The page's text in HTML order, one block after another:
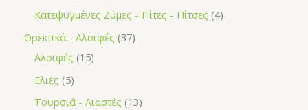
Κατεψυγμένες Ζύμες - Πίτες - Πίτσες 4
Ορεκτικά - Αλοιφές 37
Αλοιφές 15
Ελιές 5
Τουρσιά - Λιαστές 13